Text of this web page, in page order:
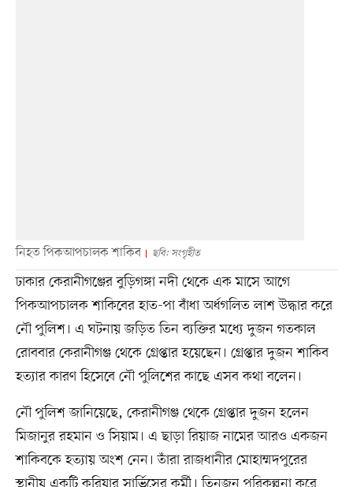
নিহত পিকআপচালক শাকিব ছবি: সংগৃহীত
ঢাকার কেরানীগঞ্জের বুড়িগঙ্গা নদী থেকে এক মাসে আগে
পিকআপচালক শাকিবের হাত-পা বাঁধা অর্ধগলিত লাশ উদ্ধার করে
নৌ পুলিশ। এ ঘটনায় জড়িত তিন ব্যক্তির মধ্যে দুজন গতকাল
রোববার কেরানীগঞ্জ থেকে গ্রেপ্তার হয়েছেন। গ্রেপ্তার দুজন শাকিব
হত্যার কারণ হিসেবে নৌ পুলিশের কাছে এসব কথা বলেন।
নৌ পুলিশ জানিয়েছে, কেরানীগঞ্জ থেকে গ্রেপ্তার দুজন হলেন
মিজানুর রহমান ও সিয়াম। এ ছাড়া রিয়াজ নামের আরও একজন
শাকিবকে হত্যায় অংশ নেন। তাঁরা রাজধানীর মোহাম্মদপুরের